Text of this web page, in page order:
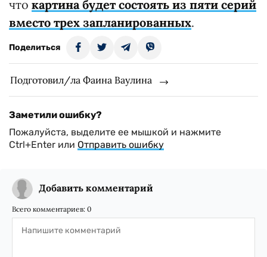
что картина будет состоять из пяти серий
вместо трех запланированных.
Поделиться
Подготовил/ла Фаина Ваулина
Заметили ошибку?
Пожалуйста, выделите ее мышкой и нажмите
Ctrl+Enter или Отправить ошибку
Добавить комментарий
Всего комментариев: 0